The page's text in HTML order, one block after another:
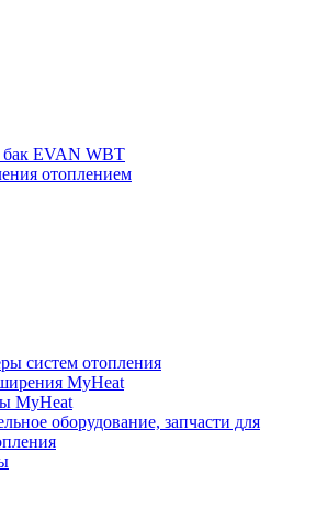
EVAN WBT
отоплением
систем отопления
MyHeat
MyHeat
оборудование, запчасти для